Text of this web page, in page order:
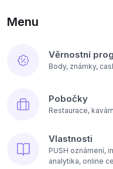
Menu
Věrnostní
Body, známky,
Pobočky
Restaurace,
Vlastnosti
PUSH oznámení,
analytika, online